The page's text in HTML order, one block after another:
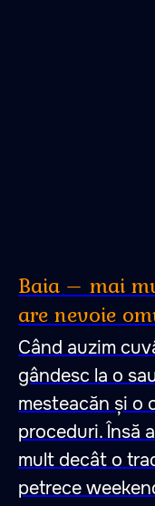
Baia – mai
are nevoie
Când auzim
gândesc la o
mesteacăn și o
proceduri. Însă
mult decât o
petrece